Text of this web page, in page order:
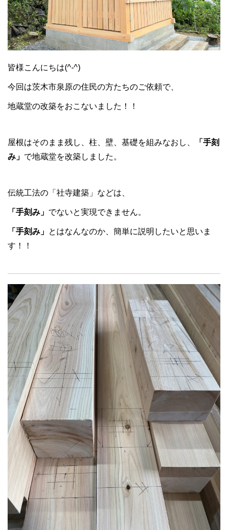
皆様こんにちは(^-^)
今回は茨木市泉原の住民の方たちのご依頼で、
地蔵堂の改築をおこないました！！
屋根はそのまま残し、柱、壁、基礎を組みなおし、
「手刻
み」 で地蔵堂を改築しました。
伝統工法の「社寺建築」などは、
「手刻み」 でないと実現できません。
「手刻み」 とはなんなのか、簡単に説明したいと思いま
す！！